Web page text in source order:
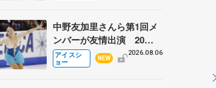
るスケート人生
中野友加里さんら第1回メ
ンバーが友情出演 20周
年の「フレンズオンアイ
ス」 宮本賢二さん、有川
アイスシ
ョー
NEW
2026.08.06